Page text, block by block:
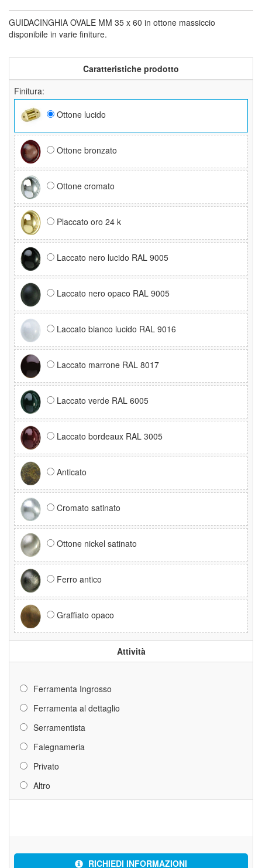
GUIDACINGHIA OVALE MM 35 x 60 in ottone massiccio
disponibile in varie finiture.
Caratteristiche prodotto
Finitura:
Ottone lucido
Ottone bronzato
Ottone cromato
Placcato oro 24 k
Laccato nero lucido RAL 9005
Laccato nero opaco RAL 9005
Laccato bianco lucido RAL 9016
Laccato marrone RAL 8017
Laccato verde RAL 6005
Laccato bordeaux RAL 3005
Anticato
Cromato satinato
Ottone nickel satinato
Ferro antico
Graffiato opaco
Attività
Ferramenta Ingrosso
Ferramenta al dettaglio
Serramentista
Falegnameria
Privato
Altro
RICHIEDI INFORMAZIONI